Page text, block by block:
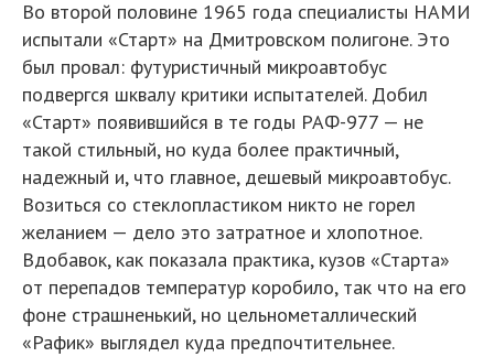
Во второй половине 1965 года специалисты НАМИ
испытали «Старт» на Дмитровском полигоне. Это
был провал: футуристичный микроавтобус
подвергся шквалу критики испытателей. Добил
«Старт» появившийся в те годы РАФ-977 — не
такой стильный, но куда более практичный,
надежный и, что главное, дешевый микроавтобус.
Возиться со стеклопластиком никто не горел
желанием — дело это затратное и хлопотное.
Вдобавок, как показала практика, кузов «Старта»
от перепадов температур коробило, так что на его
фоне страшненький, но цельнометаллический
«Рафик» выглядел куда предпочтительнее.